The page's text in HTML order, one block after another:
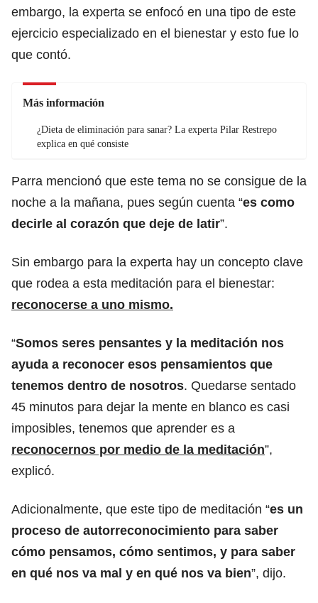
embargo, la experta se enfocó en una tipo de este
ejercicio especializado en el bienestar y esto fue lo
que contó.
Más información
¿Dieta de eliminación para sanar? La experta Pilar Restrepo
explica en qué consiste
Parra mencionó que este tema no se consigue de la
noche a la mañana, pues según cuenta “es como
decirle al corazón que deje de latir”.
Sin embargo para la experta hay un concepto clave
que rodea a esta meditación para el bienestar:
reconocerse a uno mismo.
“Somos seres pensantes y la meditación nos
ayuda a reconocer esos pensamientos que
tenemos dentro de nosotros. Quedarse sentado
45 minutos para dejar la mente en blanco es casi
imposibles, tenemos que aprender es a
reconocernos por medio de la meditación”,
explicó.
Adicionalmente, que este tipo de meditación “es un
proceso de autorreconocimiento para saber
cómo pensamos, cómo sentimos, y para saber
en qué nos va mal y en qué nos va bien”, dijo.